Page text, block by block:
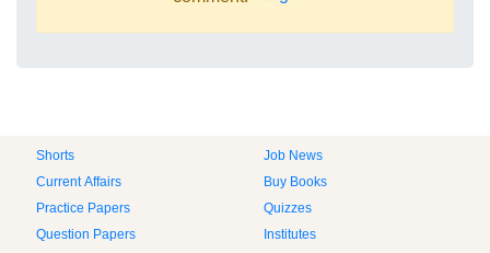
Shorts
Job News
Current Affairs
Buy Books
Practice Papers
Quizzes
Question Papers
Institutes